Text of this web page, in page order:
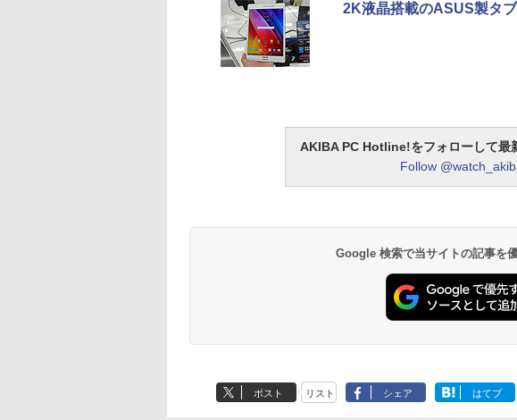
2K液晶搭載のASUS製タ
AKIBA PC Hotline!をフォローして最
Follow
Google 検索で当サイトの記事を
ポスト リスト シェア はてブ